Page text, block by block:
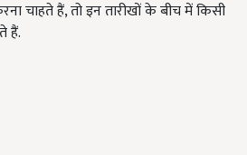
चाहते हैं, तो इन तारीखों के बीच में किसी
हैं.